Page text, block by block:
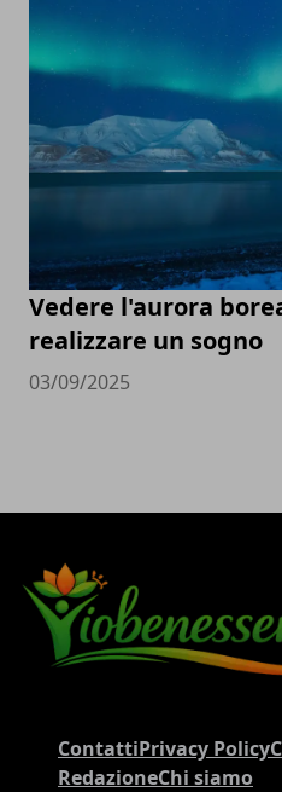
Vedere l'aurora
realizzare un sogno
03/09/2025
ContattiPrivacy Policy
RedazioneChi siamo